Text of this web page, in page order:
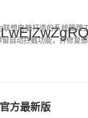
联想电脑打造的系统管
自动拦截功能，并修复
方最新版